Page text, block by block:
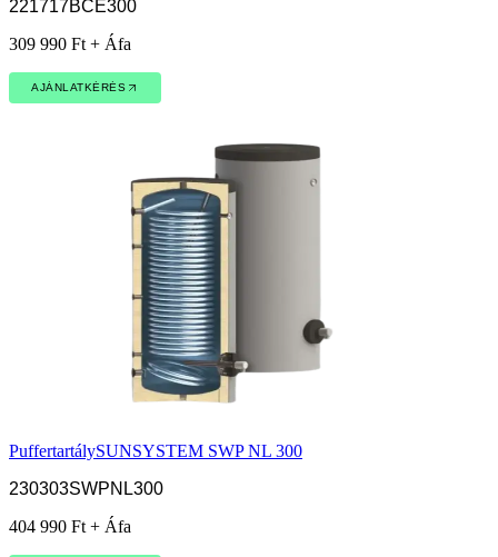
221717BCE300
309 990 Ft + Áfa
AJÁNLATKÉRÉS
PuffertartálySUNSYSTEM SWP NL 300
230303SWPNL300
404 990 Ft + Áfa